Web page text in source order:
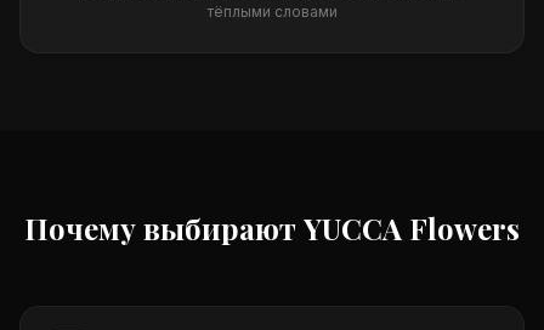
тёплыми словами
Почему выбирают YUCCA Flowers